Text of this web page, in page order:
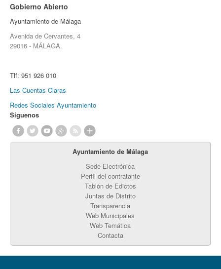
Gobierno Abierto
Ayuntamiento de Málaga
Avenida de Cervantes, 4
29016 - MÁLAGA.
Tlf: 951 926 010
Las Cuentas Claras
Redes Sociales Ayuntamiento
Síguenos
Ayuntamiento de Málaga
Sede Electrónica
Perfil del contratante
Tablón de Edictos
Juntas de Distrito
Transparencia
Web Municipales
Web Temática
Contacta